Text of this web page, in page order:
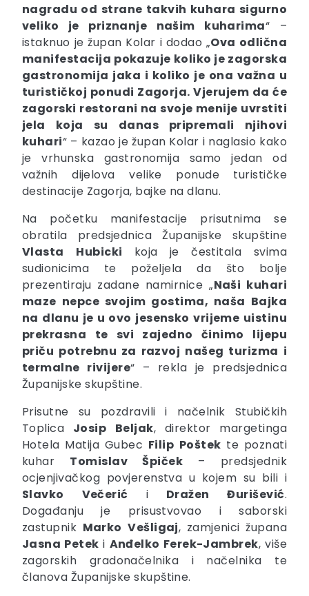
nagradu od strane takvih kuhara sigurno
veliko je priznanje našim kuharima“ –
istaknuo je župan Kolar i dodao „Ova odlična
manifestacija pokazuje koliko je zagorska
gastronomija jaka i koliko je ona važna u
turističkoj ponudi Zagorja. Vjerujem da će
zagorski restorani na svoje menije uvrstiti
jela koja su danas pripremali njihovi
kuhari“ – kazao je župan Kolar i naglasio kako
je vrhunska gastronomija samo jedan od
važnih dijelova velike ponude turističke
destinacije Zagorja, bajke na dlanu.
Na početku manifestacije prisutnima se
obratila predsjednica Županijske skupštine
Vlasta
Hubicki koja je čestitala svima
sudionicima te poželjela da što bolje
prezentiraju zadane namirnice „Naši kuhari
maze nepce svojim gostima, naša Bajka
na dlanu je u ovo jesensko vrijeme uistinu
prekrasna te svi zajedno činimo lijepu
priču potrebnu za razvoj našeg turizma i
termalne rivijere“ – rekla je predsjednica
Županijske skupštine.
Prisutne su pozdravili i načelnik Stubičkih
Toplica Josip Beljak, direktor margetinga
Hotela Matija Gubec Filip Poštek te poznati
kuhar Tomislav Špiček – predsjednik
ocjenjivačkog povjerenstva u kojem su bili i
Slavko
Večerić i Dražen Đurišević.
Događanju je prisustvovao i saborski
zastupnik Marko Vešligaj, zamjenici župana
Jasna Petek i Anđelko Ferek-Jambrek, više
zagorskih gradonačelnika i načelnika te
članova Županijske skupštine.